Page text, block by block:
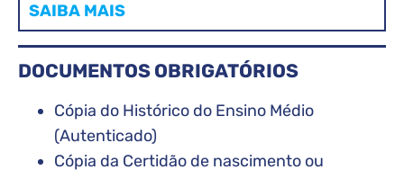
SAIBA MAIS
DOCUMENTOS OBRIGATÓRIOS
Cópia do Histórico do Ensino Médio
(Autenticado)
Cópia da Certidão de nascimento ou